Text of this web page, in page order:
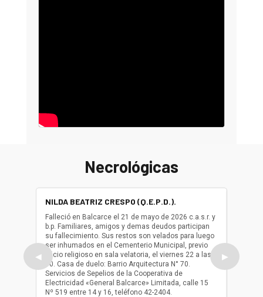
Necrológicas
◀
NILDA BEATRIZ CRESPO (Q.E.P.D.).
Falleció en Balcarce el 21 de mayo de 2026 c.a.s.r. y
b.p. Familiares, amigos y demas deudos participan
su fallecimiento. Sus restos son velados para luego
ser inhumados en el Cementerio Municipal, previo
oficio religioso en sala velatoria, el viernes 22 a las
10. Casa de duelo: Barrio Arquitectura N° 70.
Servicios de Sepelios de la Cooperativa de
Electricidad «General Balcarce» Limitada, calle 15
Nº 519 entre 14 y 16, teléfono 42-2404.
ser
oficio
▶